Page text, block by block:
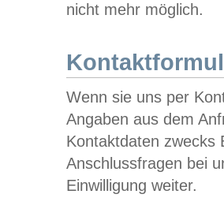
nicht mehr möglich.
Wenn sie uns per
Angaben aus dem
Kontaktdaten zwecks
Anschlussfragen bei
Einwilligung weiter.